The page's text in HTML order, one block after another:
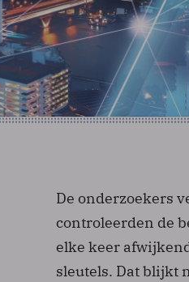
De onderzoekers
controleerden de
elke keer
sleutels. Dat blijkt